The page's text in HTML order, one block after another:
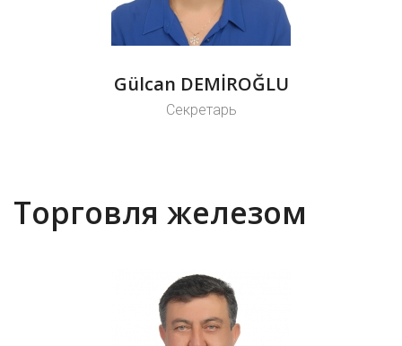
Gülcan DEMİROĞLU
Секретарь
Торговля железом